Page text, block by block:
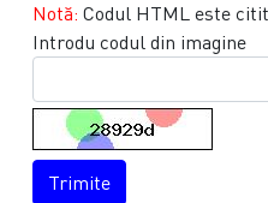
Notă: Codul HTML este
Introdu codul din imagine
Trimite